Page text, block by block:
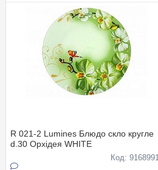
R 021-2 Lumines Блюдо скло кругле
d.30 Орхiдея WHITE
Код: 9168991